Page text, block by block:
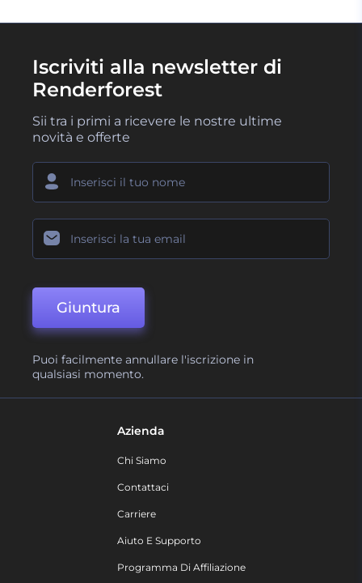
Iscriviti alla newsletter di
Renderforest
Sii tra i primi a ricevere le nostre ultime
novità e offerte
Giuntura
Puoi facilmente annullare l'iscrizione in
qualsiasi momento.
Azienda
Chi Siamo
Contattaci
Carriere
Aiuto E Supporto
Programma Di Affiliazione